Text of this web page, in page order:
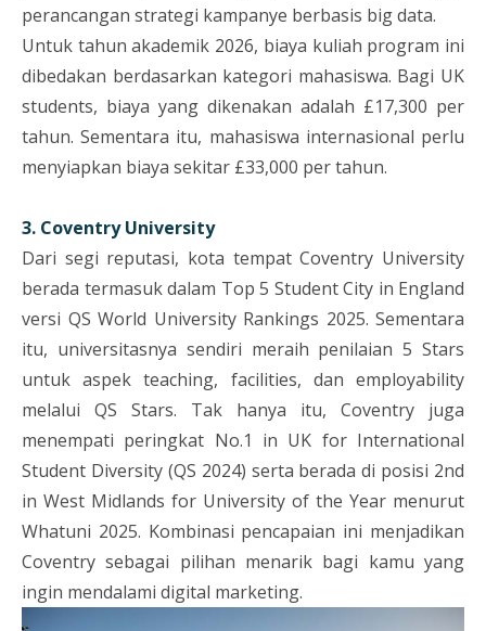
perancangan strategi kampanye berbasis big data.
Untuk tahun akademik 2026, biaya kuliah program ini
dibedakan berdasarkan kategori mahasiswa. Bagi UK
students, biaya yang dikenakan adalah £17,300 per
tahun. Sementara itu, mahasiswa internasional perlu
menyiapkan biaya sekitar £33,000 per tahun.
3. Coventry University
Dari segi reputasi, kota tempat Coventry University
berada termasuk dalam Top 5 Student City in England
versi QS World University Rankings 2025. Sementara
itu, universitasnya sendiri meraih penilaian 5 Stars
untuk aspek teaching, facilities, dan employability
melalui QS Stars. Tak hanya itu, Coventry juga
menempati peringkat No.1 in UK for International
Student Diversity (QS 2024) serta berada di posisi 2nd
in West Midlands for University of the Year menurut
Whatuni 2025. Kombinasi pencapaian ini menjadikan
Coventry sebagai pilihan menarik bagi kamu yang
ingin mendalami digital marketing.